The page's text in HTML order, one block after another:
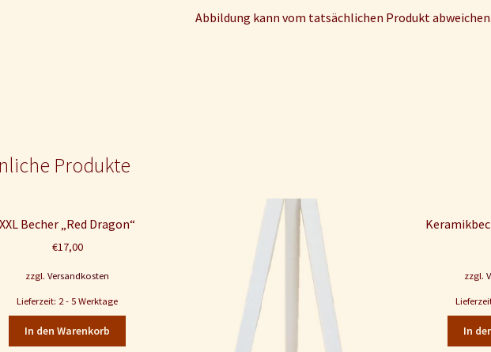
Abbildung kann vom tatsächlichen Produkt abweichen.
Produkte
XXL Becher „Red Dragon“
€17,00
zzgl.Versandkosten
Lieferzeit: 2 - 5 Werktage
In den Warenkorb
zzgl.
In